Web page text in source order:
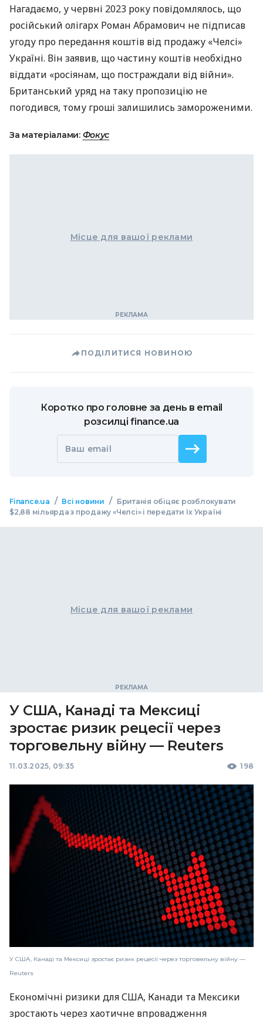
Нагадаємо, у червні 2023 року повідомлялось, що
російський олігарх Роман Абрамович не підписав
угоду про передання коштів від продажу «Челсі»
Україні. Він заявив, що частину коштів необхідно
віддати «росіянам, що постраждали від війни».
Британський уряд на таку пропозицію не
погодився, тому гроші залишились замороженими.
За матеріалами: Фокус
Місце для вашої реклами
ПОДІЛИТИСЯ НОВИНОЮ
Коротко про головне за день в email
розсилці finance.ua
Ваш email
Finance.ua / Всі новини /
Британія обіцяє розблокувати
$2,88 мільярда з продажу «Челсі» і передати їх Україні
Місце для вашої реклами
У США, Канаді та Мексиці
зростає ризик рецесії через
торговельну війну — Reuters
11.03.2025, 09:35 198
У США, Канаді та Мексиці зростає ризик рецесії через торговельну війну —
Reuters
Економічні ризики для США, Канади та Мексики
зростають через хаотичне впровадження